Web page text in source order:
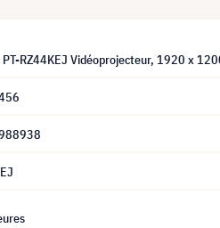
PT-RZ44KEJ Vidéoprojecteur, 1920 x